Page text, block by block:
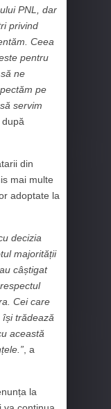
PNL, dar
privind
Ceea
pentru
ne
pe
servim
după
din
mai multe
adoptate la
decizia
majorității
câștigat
Cei care
trădează
această
, a
la